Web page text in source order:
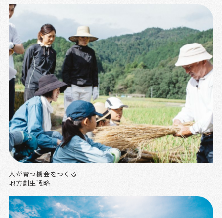
人が育つ機会をつくる
地方創生戦略